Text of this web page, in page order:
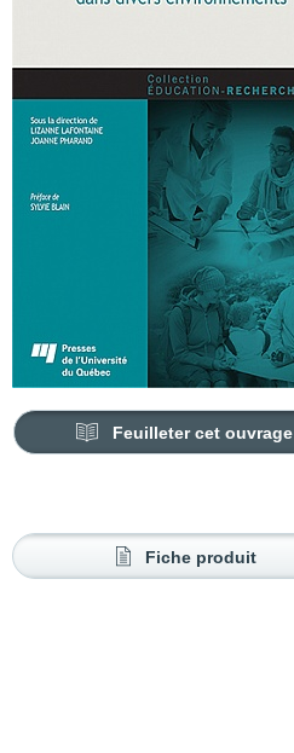
Feuilleter cet ouvrage
Fiche produit